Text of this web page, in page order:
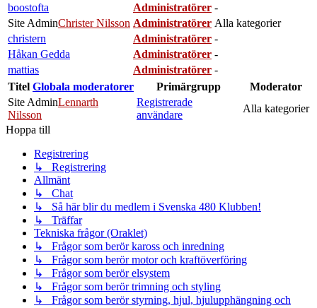
boostofta
Administratörer -
Site AdminChrister Nilsson Administratörer Alla kategorier
christern
Administratörer -
Håkan Gedda
Administratörer -
mattias
Administratörer -
Titel Globala moderatorer Primärgrupp
Moderator
Site AdminLennarth
Nilsson
Registrerade
användare
Alla kategorier
Hoppa till
Registrering
↳ Registrering
Allmänt
↳ Chat
↳ Så här blir du medlem i Svenska 480 Klubben!
↳ Träffar
Tekniska frågor (Oraklet)
↳ Frågor som berör kaross och inredning
↳ Frågor som berör motor och kraftöverföring
↳ Frågor som berör elsystem
↳ Frågor som berör trimning och styling
↳ Frågor som berör styrning, hjul, hjulupphängning och